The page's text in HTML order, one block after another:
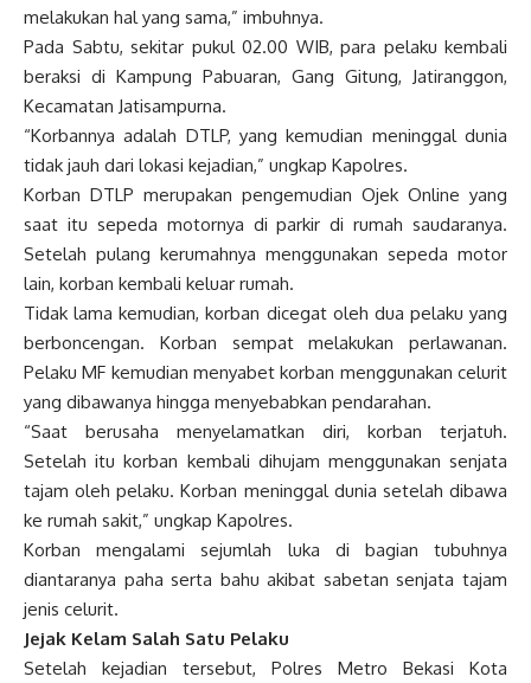
melakukan hal yang sama,” imbuhnya.
Pada Sabtu, sekitar pukul 02.00 WIB, para pelaku kembali
beraksi di Kampung Pabuaran, Gang Gitung, Jatiranggon,
Kecamatan Jatisampurna.
“Korbannya adalah DTLP, yang kemudian meninggal dunia
tidak jauh dari lokasi kejadian,” ungkap Kapolres.
Korban DTLP merupakan pengemudian Ojek Online yang
saat itu sepeda motornya di parkir di rumah saudaranya.
Setelah pulang kerumahnya menggunakan sepeda motor
lain, korban kembali keluar rumah.
Tidak lama kemudian, korban dicegat oleh dua pelaku yang
berboncengan. Korban sempat melakukan perlawanan.
Pelaku MF kemudian menyabet korban menggunakan celurit
yang dibawanya hingga menyebabkan pendarahan.
“Saat berusaha menyelamatkan diri, korban terjatuh.
Setelah itu korban kembali dihujam menggunakan senjata
tajam oleh pelaku. Korban meninggal dunia setelah dibawa
ke rumah sakit,” ungkap Kapolres.
Korban mengalami sejumlah luka di bagian tubuhnya
diantaranya paha serta bahu akibat sabetan senjata tajam
jenis celurit.
Jejak Kelam Salah Satu Pelaku
Setelah kejadian tersebut, Polres Metro Bekasi Kota